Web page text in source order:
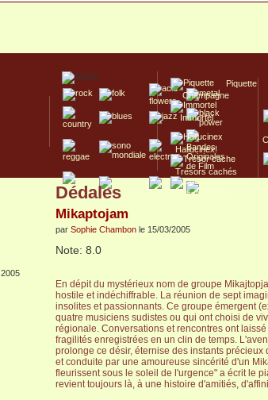
Piquette
Champagne
Immortel
Hallucinex!
Trésors cachés
Culte/Collector
2005
Dédales
Mikaptojam
par Sophie Chambon le 15/03/2005
Note: 8.0
En dépit du mystérieux nom de groupe
hostile et indéchiffrable. La réunion de sept
insolites et passionnants. Ce groupe émergent
quatre musiciens sudistes ou qui ont choisi de
régionale. Conversations et rencontres ont
fragilités enregistrées en un clin de temps.
prolonge ce désir, éternise des instants
et conduite par une amoureuse sincérité d'un
fleurissent sous le soleil de l'urgence" a écrit le
revient toujours là, à une histoire d'amitiés,